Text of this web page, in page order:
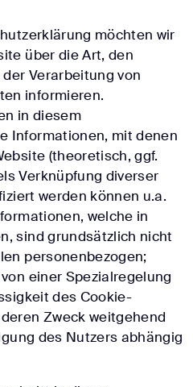
möchten wir
über die Art, den
Verarbeitung von
informieren.
in diesem
Informationen, mit denen
(theoretisch, ggf.
Verknüpfung diverser
werden können u.a.
welche in
sind grundsätzlich nicht
personenbezogen;
einer Spezialregelung
des Cookie-
Zweck weitgehend
des Nutzers abhängig